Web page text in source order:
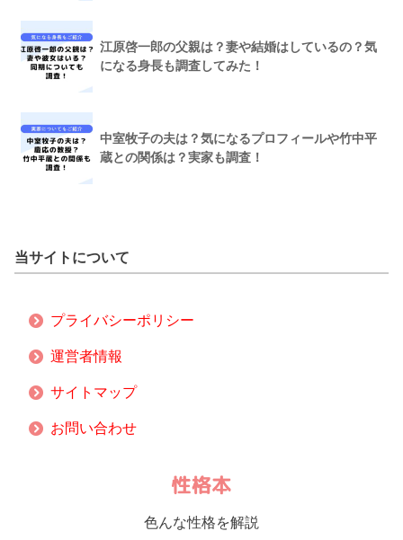
江原啓一郎の父親は？妻や結婚はしているの？気
になる身長も調査してみた！
中室牧子の夫は？気になるプロフィールや竹中平
蔵との関係は？実家も調査！
当サイトについて
プライバシーポリシー
運営者情報
サイトマップ
お問い合わせ
色んな性格を解説